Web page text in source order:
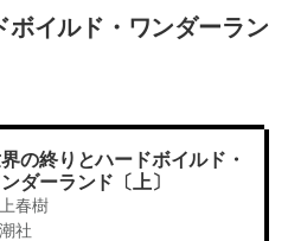
ボイルド・ワンダーラン
の終りとハードボイルド・
ダーランド〔上〕
春樹
社